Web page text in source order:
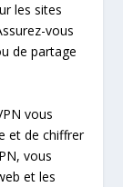
les sites
vous
de partage
vous
et de chiffrer
vous
et les